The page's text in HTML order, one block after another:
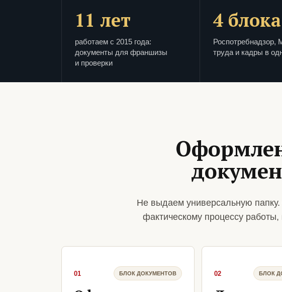
11 лет
работаем с 2015 года:
документы для франшизы
и проверки
4 блока
Роспотребнадзор,
труда и кадры в
Не выдаем универсальную
фактическому процессу
01 БЛОК ДОКУМЕНТОВ 02 БЛОК